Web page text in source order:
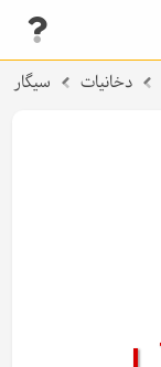
دخانیات سیگار